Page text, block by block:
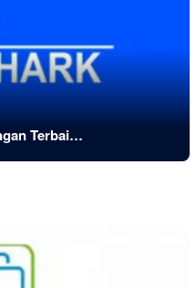
Terbai…